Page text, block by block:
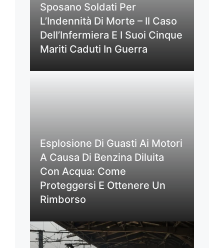
Sposano Soldati Per
L’Indennità Di Morte – Il Caso
Dell’Infermiera E I Suoi Cinque
Mariti Caduti In Guerra
Esplosione Di Guasti Ai Motori
A Causa Di Benzina Diluita
Con Acqua: Come
Proteggersi E Ottenere Un
Rimborso